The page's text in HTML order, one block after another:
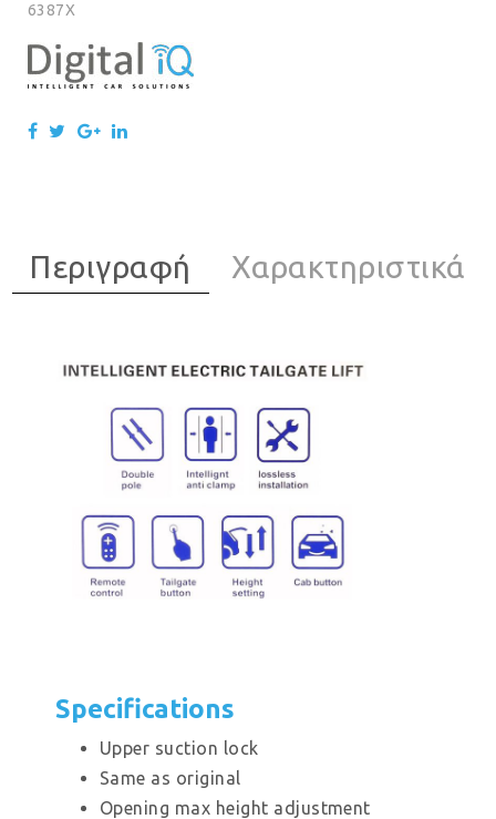
6387X
Περιγραφή Χαρακτηριστικά
Specifications
Upper suction lock
Same as original
Opening max height adjustment